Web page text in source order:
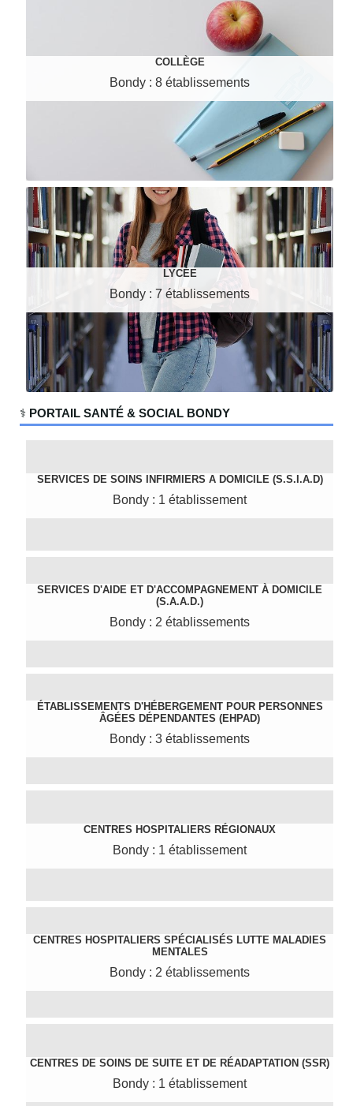
COLLÈGE
Bondy : 8 établissements
LYCÉE
Bondy : 7 établissements
‍⚕️ PORTAIL SANTÉ & SOCIAL BONDY
SERVICES DE SOINS INFIRMIERS A DOMICILE (S.S.I.A.D)
Bondy : 1 établissement
SERVICES D'AIDE ET D'ACCOMPAGNEMENT À DOMICILE
(S.A.A.D.)
Bondy : 2 établissements
ÉTABLISSEMENTS D'HÉBERGEMENT POUR PERSONNES
ÂGÉES DÉPENDANTES (EHPAD)
Bondy : 3 établissements
CENTRES HOSPITALIERS RÉGIONAUX
Bondy : 1 établissement
CENTRES HOSPITALIERS SPÉCIALISÉS LUTTE MALADIES
MENTALES
Bondy : 2 établissements
CENTRES DE SOINS DE SUITE ET DE RÉADAPTATION (SSR)
Bondy : 1 établissement